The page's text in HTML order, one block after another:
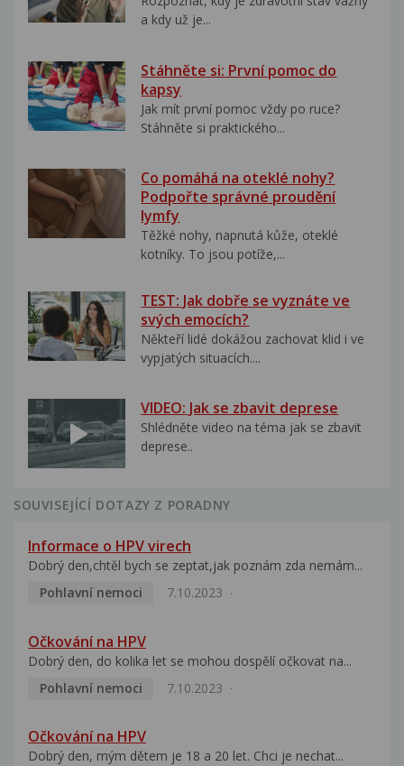
a kdy už je...
Stáhněte si: První pomoc do
kapsy
Jak mít první pomoc vždy po ruce?
Stáhněte si praktického...
Co pomáhá na oteklé nohy?
Podpořte správné proudění
lymfy
Těžké nohy, napnutá kůže, oteklé
kotníky. To jsou potíže,...
TEST: Jak dobře se vyznáte ve
svých emocích?
Někteří lidé dokážou zachovat klid i ve
vypjatých situacích....
VIDEO: Jak se zbavit deprese
Shlédněte video na téma jak se zbavit
deprese..
SOUVISEJÍCÍ DOTAZY Z PORADNY
Informace o HPV virech
Dobrý den,chtěl bych se zeptat,jak poznám zda nemám...
Pohlavní nemoci
7.10.2023
Očkování na HPV
Dobrý den, do kolika let se mohou dospělí očkovat na...
Pohlavní nemoci
7.10.2023
Očkování na HPV
Dobrý den, mým dětem je 18 a 20 let. Chci je nechat...